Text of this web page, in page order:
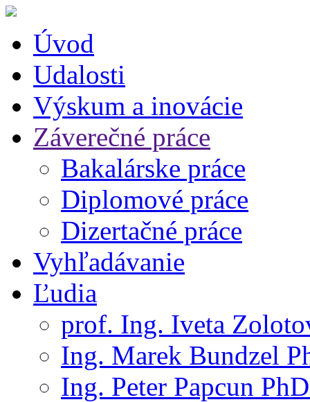
Úvod
Udalosti
Výskum a inovácie
Záverečné práce
Bakalárske práce
Diplomové práce
Dizertačné práce
Vyhľadávanie
Ľudia
prof. Ing. Iveta
Ing. Marek Bundzel
Ing. Peter Papcun